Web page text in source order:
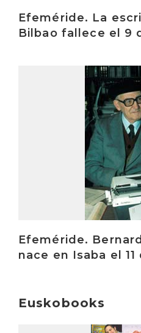
Efeméride. La
Bilbao fallece el 9
Efeméride.
nace en Isaba el
Euskobooks